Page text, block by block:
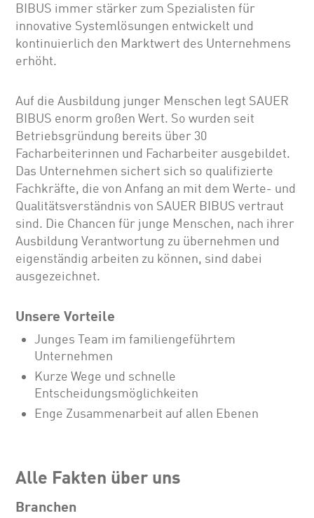
BIBUS immer stärker zum Spezialisten für
innovative Systemlösungen entwickelt und
kontinuierlich den Marktwert des Unternehmens
erhöht.
Auf die Ausbildung junger Menschen legt SAUER
BIBUS enorm großen Wert. So wurden seit
Betriebsgründung bereits über 30
Facharbeiterinnen und Facharbeiter ausgebildet.
Das Unternehmen sichert sich so qualifizierte
Fachkräfte, die von Anfang an mit dem Werte- und
Qualitätsverständnis von SAUER BIBUS vertraut
sind. Die Chancen für junge Menschen, nach ihrer
Ausbildung Verantwortung zu übernehmen und
eigenständig arbeiten zu können, sind dabei
ausgezeichnet.
Unsere Vorteile
Junges Team im familiengeführtem
Unternehmen
Kurze Wege und schnelle
Entscheidungsmöglichkeiten
Enge Zusammenarbeit auf allen Ebenen
Alle Fakten über uns
Branchen